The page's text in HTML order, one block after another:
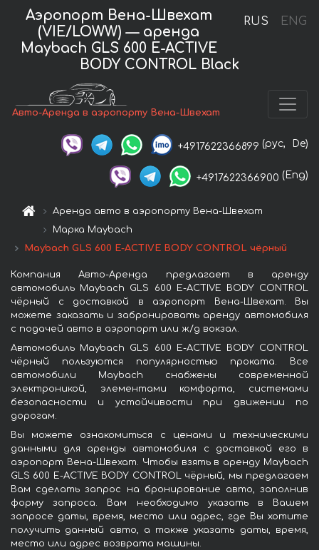
RUS ENG
Аэропорт Вена-Швехат
(VIE/LOWW) — аренда
Maybach GLS 600 E-ACTIVE
BODY CONTROL Black
Авто-Аренда в аэропорту Вена-Швехат
+4917622366899 (рус, De)
+4917622366900 (Eng)
Аренда авто в аэропорту Вена-Швехат
Марка Maybach
Maybach GLS 600 E-ACTIVE BODY CONTROL чёрный
Компания Авто-Аренда предлагает в аренду
автомобиль Maybach GLS 600 E-ACTIVE BODY CONTROL
чёрный с доставкой в аэропорт Вена-Швехат. Вы
можете заказать и забронировать аренду автомобиля
с подачей авто в аэропорт или ж/д вокзал.
Автомобиль Maybach GLS 600 E-ACTIVE BODY CONTROL
чёрный пользуются популярностью проката. Все
автомобили Maybach снабжены современной
электроникой, элементами комфорта, системами
безопасности и устойчивости при движении по
дорогам.
Вы можете ознакомиться с ценами и техническими
данными для аренды автомобиля с доставкой его в
аэропорт Вена-Швехат. Чтобы взять в аренду Maybach
GLS 600 E-ACTIVE BODY CONTROL чёрный, мы предлагаем
Вам сделать запрос на бронирование авто, заполнив
форму запроса. Вам необходимо указать в Вашем
запросе даты, время, место или адрес, где Вы хотите
получить данный авто, а также указать даты, время,
место или адрес возврата машины.